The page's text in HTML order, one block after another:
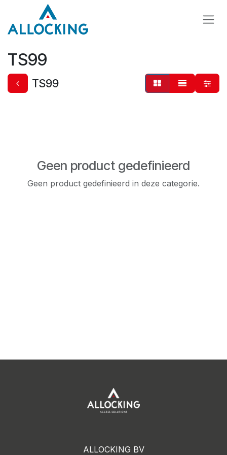
Overslaan naar inhoud
TS99
TS99
Geen product gedefinieerd
Geen product gedefinieerd in deze categorie.
ALLOCKING BV